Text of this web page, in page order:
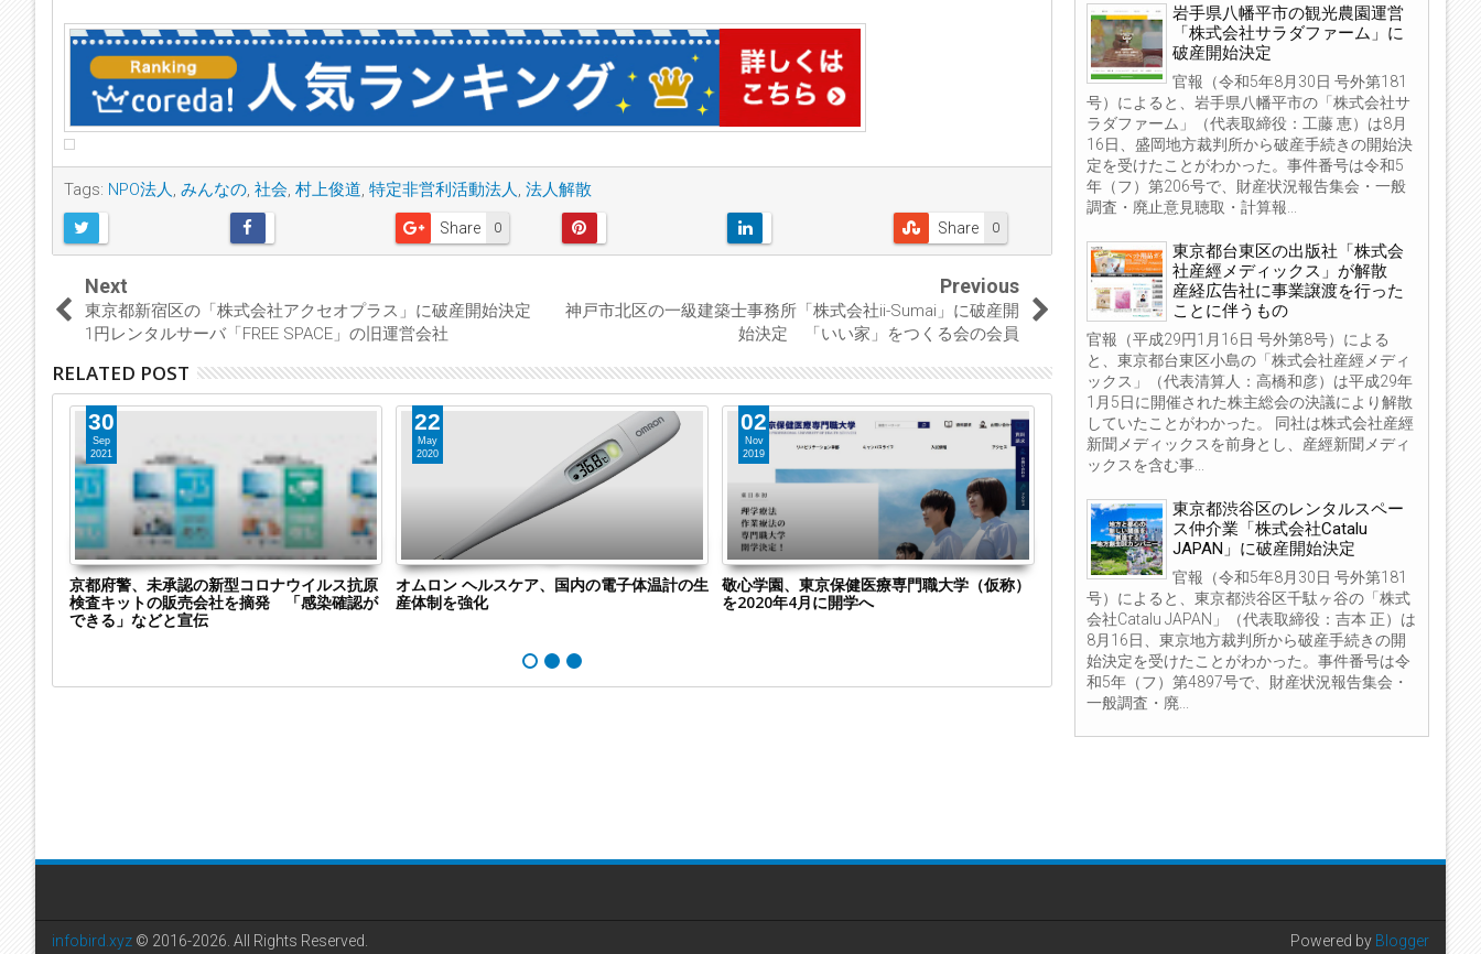
Tags: NPO法人, みんなの, 社会, 村上俊道, 特定非営利活動法人, 法人解散
0
Share 0
Share
Next
東京都新宿区の「株式会社アクセオプラス」に破産開始決定
1円レンタルサーバ「FREE SPACE」の旧運営会社
Previous
神戸市北区の一級建築士事務所「株式会社ii-Sumai」に破産開
始決定 「いい家」をつくる会の会員
RELATED POST
30
Sep
2021
京都府警、未承認の新型コロナウイルス抗原
検査キットの販売会社を摘発 「感染確認が
できる」などと宣伝
22
May
2020
オムロン ヘルスケア、国内の電子体温計の生
産体制を強化
02
Nov
2019
敬心学園、東京保健医療専門職大学（仮称）
を2020年4月に開学へ
02
2019
福岡県弁護士会、資格を有していない職員に
弁護士業務をさせた弁護士に退去命令
03
Apr
2019
東京都千代田
谷法律事務所
が東京弁護士
岩手県八幡平市の観光農園運営
「株式会社サラダファーム」に
破産開始決定
官報（令和5年8月30日 号外第181
号）によると、岩手県八幡平市の「株式会社サ
ラダファーム」（代表取締役：工藤 恵）は8月
16日、盛岡地方裁判所から破産手続きの開始決
定を受けたことがわかった。事件番号は令和5
年（フ）第206号で、財産状況報告集会・一般
調査・廃止意見聴取・計算報...
東京都台東区の出版社「株式会
社産經メディックス」が解散
産経広告社に事業譲渡を行った
ことに伴うもの
官報（平成29円1月16日 号外第8号）による
と、東京都台東区小島の「株式会社産經メディ
ックス」（代表清算人：高橋和彦）は平成29年
1月5日に開催された株主総会の決議により解散
していたことがわかった。 同社は株式会社産經
新聞メディックスを前身とし、産經新聞メディ
ックスを含む事...
東京都渋谷区のレンタルスペー
ス仲介業「株式会社Catalu
JAPAN」に破産開始決定
官報（令和5年8月30日 号外第181
号）によると、東京都渋谷区千駄ヶ谷の「株式
会社Catalu JAPAN」（代表取締役：吉本 正）は
8月16日、東京地方裁判所から破産手続きの開
始決定を受けたことがわかった。事件番号は令
和5年（フ）第4897号で、財産状況報告集会・
一般調査・廃...
infobird.xyz © 2016-2026. All Rights Reserved. Powered by Blogger